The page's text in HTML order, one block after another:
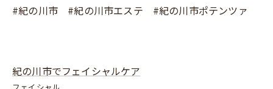
#紀の川市 #紀の川市エステ #紀の川市ポテンツァ
紀の川市でフェイシャルケア